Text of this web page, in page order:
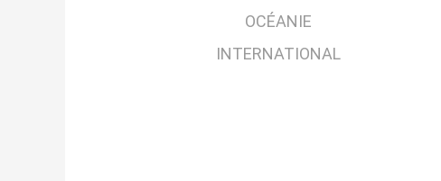
OCÉANIE
INTERNATIONAL